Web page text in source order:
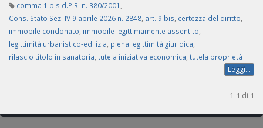
comma 1 bis d.P.R. n. 380/2001
Cons. Stato Sez. IV 9 aprile 2026 n. 2848 art. 9 bis certezza del diritto
immobile condonato immobile legittimamente assentito
legittimità urbanistico-edilizia piena legittimità giuridica
rilascio titolo in sanatoria tutela iniziativa economica tutela proprietà
Leggi...
1-1 di 1